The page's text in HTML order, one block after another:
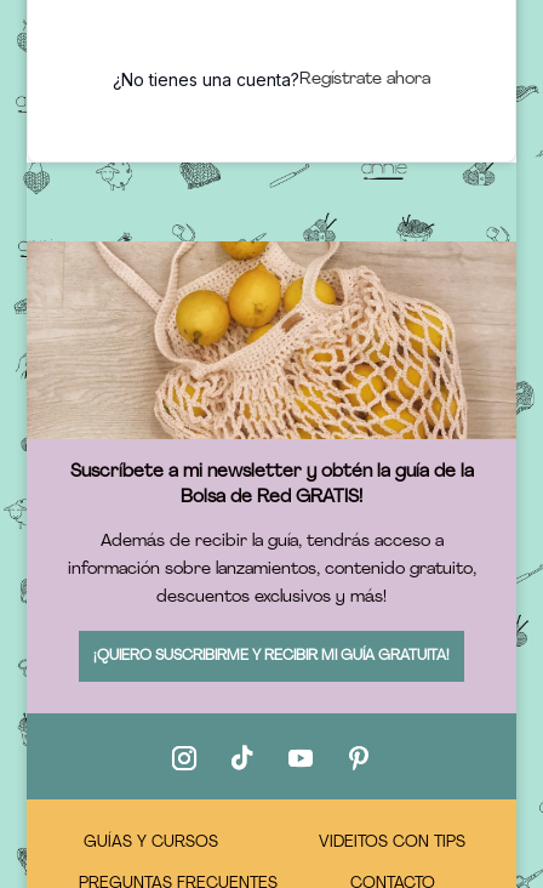
¿No tienes una cuenta?Regístrate ahora
Suscríbete a mi newsletter y obtén la guía de la
Bolsa de Red GRATIS!
Además de recibir la guía, tendrás acceso a
información sobre lanzamientos, contenido gratuito,
descuentos exclusivos y más!
¡QUIERO SUSCRIBIRME Y RECIBIR MI GUÍA GRATUITA!
GUÍAS Y CURSOS VIDEITOS CON TIPS
PREGUNTAS FRECUENTES CONTACTO